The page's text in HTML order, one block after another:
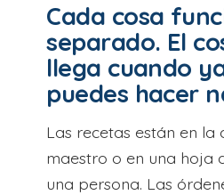
Cada cosa
separado. El
llega cuando
puedes hacer
Las recetas están en la
maestro o en una hoja
una persona. Las